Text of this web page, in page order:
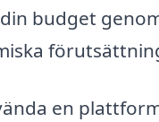
budget
en